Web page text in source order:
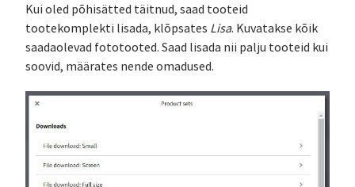
Kui oled põhisätted täitnud, saad tooteid
tootekomplekti lisada, klõpsates Lisa. Kuvatakse kõik
saadaolevad fototooted. Saad lisada nii palju tooteid kui
soovid, määrates nende omadused.